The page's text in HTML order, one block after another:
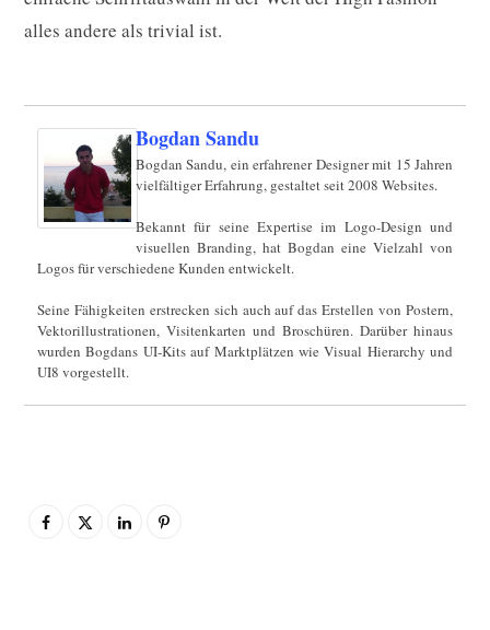
alles andere als trivial ist.
Bogdan Sandu
Bogdan Sandu, ein erfahrener Designer mit 15 Jahren
vielfältiger Erfahrung, gestaltet seit 2008 Websites.
Bekannt für seine Expertise im Logo-Design und
visuellen Branding, hat Bogdan eine Vielzahl von
Logos für verschiedene Kunden entwickelt.
Seine Fähigkeiten erstrecken sich auch auf das Erstellen von Postern,
Vektorillustrationen, Visitenkarten und Broschüren. Darüber hinaus
wurden Bogdans UI-Kits auf Marktplätzen wie Visual Hierarchy und
UI8 vorgestellt.